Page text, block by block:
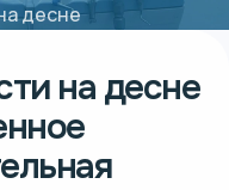
десне
на десне